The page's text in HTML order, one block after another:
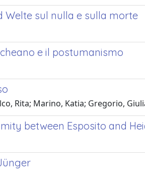
Welte sul nulla e sulla morte
e il postumanismo
Rita; Marino, Katia; Gregorio,
between Esposito and